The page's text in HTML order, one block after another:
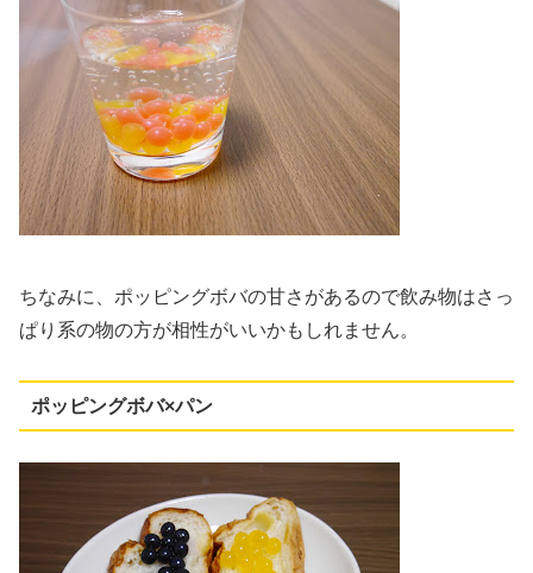
ちなみに、ポッピングボバの甘さがあるので飲み物はさっ
ぱり系の物の方が相性がいいかもしれません。
ポッピングボバ×パン